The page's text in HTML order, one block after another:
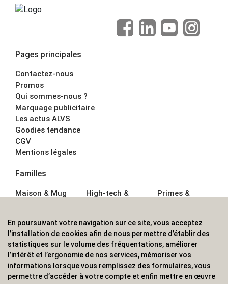
Pages principales
Contactez-nous
Promos
Qui sommes-nous ?
Marquage publicitaire
Les actus ALVS
Goodies tendance
CGV
Mentions légales
Familles
Maison & Mug
Écriture
Bagagerie sacs
High-tech &
Sport &
Outdoor
Enfant
Primes &
Boisson
Textile &
Casquette
Accessoires de
bureau
En poursuivant votre navigation sur ce site, vous acceptez
l’installation de cookies afin de nous permettre d’établir des
statistiques sur le volume des fréquentations, améliorer
l’intérêt et l’ergonomie de nos services, mémoriser vos
informations lorsque vous remplissez des formulaires, vous
permettre d’accéder à votre compte et enfin mettre en œuvre